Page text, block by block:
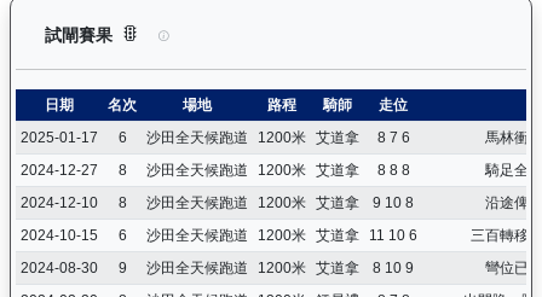
試閘賽果 健康之星（G374）— 試閘賽果紀錄：查看馬匹
日期 名次 場地 路程 騎師 走位
2025-01-17
6 沙田全天候跑道 1200米 艾道拿 8 7 6
馬林衝
2024-12-27
8 沙田全天候跑道 1200米 艾道拿 8 8 8
騎足全
2024-12-10
8 沙田全天候跑道 1200米 艾道拿 9 10 8
沿途俾
2024-10-15
6 沙田全天候跑道 1200米 艾道拿 11 10 6
三百轉移
2024-08-30
9 沙田全天候跑道 1200米 艾道拿 8 10 9
彎位已